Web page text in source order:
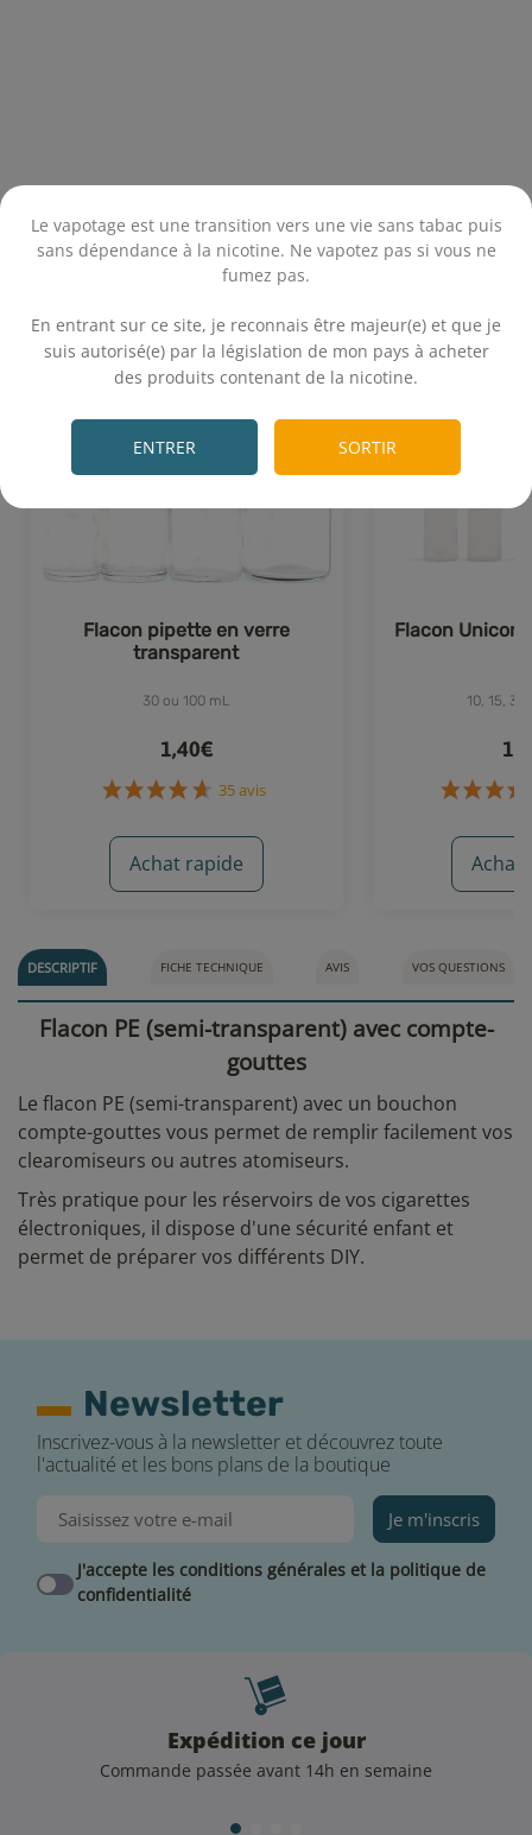
Le vapotage est une transition vers une vie sans tabac puis
sans dépendance à la nicotine. Ne vapotez pas si vous ne
fumez pas.
En entrant sur ce site, je reconnais être majeur(e) et que je
suis autorisé(e) par la législation de mon pays à acheter
des produits contenant de la nicotine.
ENTRER SORTIR
Produits associés
Flacon pipette en verre
transparent
30 ou 100 mL
1,40€
35 avis
Achat rapide
Flacon
10, 15,
Achat
DESCRIPTIF FICHE TECHNIQUE AVIS VOS QUESTIONS
Flacon PE (semi-transparent) avec compte-
gouttes
Le flacon PE (semi-transparent) avec un bouchon
compte-gouttes vous permet de remplir facilement vos
clearomiseurs ou autres atomiseurs.
Très pratique pour les réservoirs de vos cigarettes
électroniques, il dispose d'une sécurité enfant et
permet de préparer vos différents DIY.
Newsletter
Inscrivez-vous à la newsletter et découvrez toute
l'actualité et les bons plans de la boutique
Je m'inscris
J'accepte les conditions générales et la politique de
confidentialité
Expédition ce jour
Commande passée avant 14h en semaine